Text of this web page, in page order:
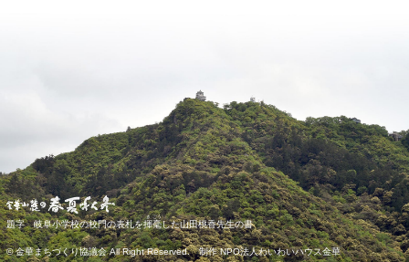
題字 岐阜小学校の校門の表札を揮
き
毫
ごう
した山田桃香先生の書
© 金華まちづくり協議会 All Right Reserved. 制作 NPO法人わいわいハウス金華